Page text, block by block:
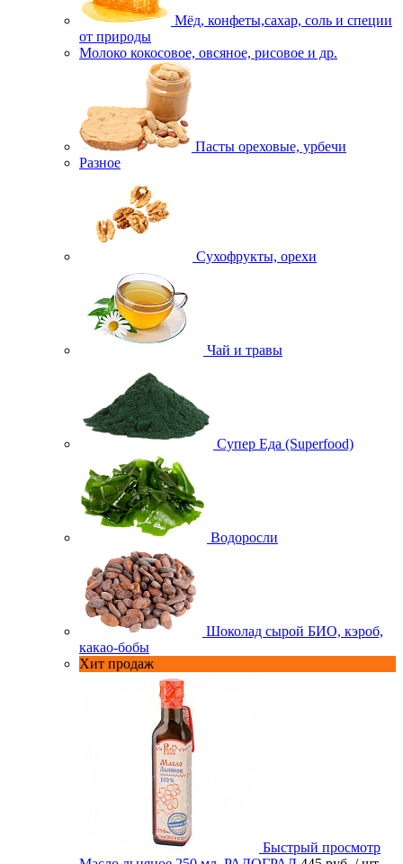
Мёд, конфеты,сахар, соль и специи
от природы
Молоко кокосовое, овсяное, рисовое и др.
Пасты ореховые, урбечи
Разное
Сухофрукты, орехи
Чай и травы
Супер Еда (Superfood)
Водоросли
Шоколад сырой БИО, кэроб,
какао-бобы
Хит продаж
Быстрый просмотр